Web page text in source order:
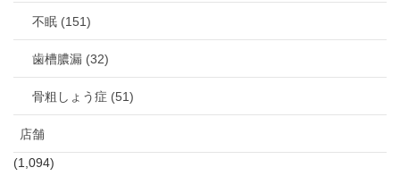
不眠 (151)
歯槽膿漏 (32)
骨粗しょう症 (51)
店舗
(1,094)